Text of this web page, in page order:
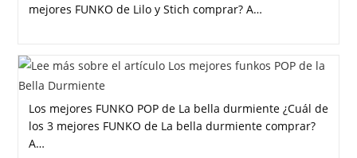
mejores FUNKO de Lilo y Stich comprar? A…
Los mejores FUNKO POP de La bella durmiente ¿Cuál de
los 3 mejores FUNKO de La bella durmiente comprar?
A…